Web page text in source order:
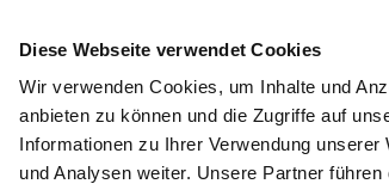
Diese Webseite verwendet Cookies
Wir verwenden Cookies, um Inhalte und
anbieten zu können und die Zugriffe auf
Informationen zu Ihrer Verwendung
und Analysen weiter. Unsere Partner